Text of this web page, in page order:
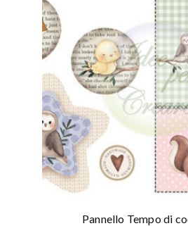
Pannello Tempo di